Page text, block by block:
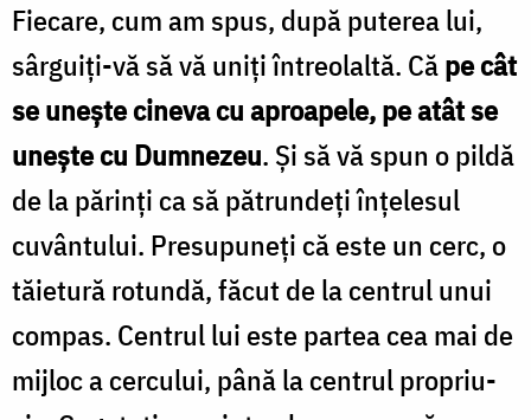
Fiecare, cum am spus, după puterea lui,
sârguiți-vă să vă uniți întreolaltă. Căpe cât
se unește cineva cu aproapele, pe atât se
unește cu Dumnezeu. Și să vă spun o pildă
de la părinți ca să pătrundeți înțelesul
cuvântului. Presupuneți că este un cerc, o
tăietură rotundă, făcut de la centrul unui
compas. Centrul lui este partea cea mai de
mijloc a cercului, până la centrul propriu-